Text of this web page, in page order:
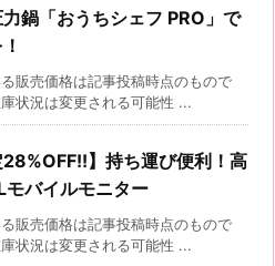
鍋「おうちシェフ PRO」で
販売価格は記事投稿時点のもので
状況は変更される可能性 ...
28%OFF!!】持ち運び便利！高
モバイルモニター
販売価格は記事投稿時点のもので
状況は変更される可能性 ...